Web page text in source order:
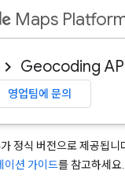
Maps
Geocoding
영업팀에 문의
정식 버전으로 제공됩니
션 가이드를 참고하세요.